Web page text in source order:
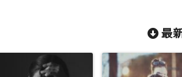
最